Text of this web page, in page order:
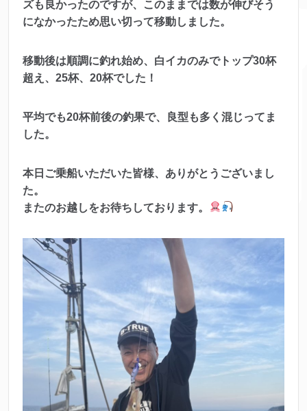
ズも良かったのですが、このままでは数が伸びそう
になかったため思い切って移動しました。
移動後は順調に釣れ始め、白イカのみでトップ30杯
超え、25杯、20杯でした！
平均でも20杯前後の釣果で、良型も多く混じってま
した。
本日ご乗船いただいた皆様、ありがとうございまし
た。
またのお越しをお待ちしております。